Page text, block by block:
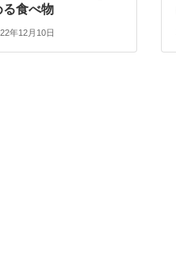
る食べ物
年12月10日